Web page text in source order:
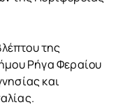
της
Ρήγα Φεραίου
και